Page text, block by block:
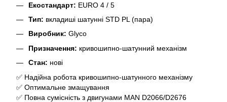
Екостандарт: EURO 4 / 5
Тип: вкладиші шатунні STD PL (пара)
Виробник: Glyco
Призначення: кривошипно-шатунний механізм
Стан: нові
✅ Надійна робота кривошипно-шатунного механізму
✅ Оптимальне змащування
✅ Повна сумісність з двигунами MAN D2066/D2676